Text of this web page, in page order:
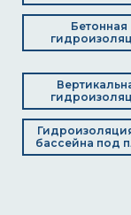
Бетонная
бассейна под